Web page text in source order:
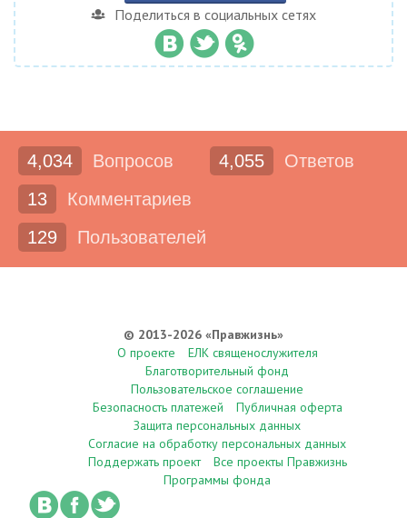
Поделиться в социальных сетях
4,034 Вопросов 4,055
Ответов
13
Комментариев
129
Пользователей
© 2013-2026 «Правжизнь»
О проекте
ЕЛК священослужителя
Благотворительный фонд
Пользовательское соглашение
Безопасность платежей
Публичная оферта
Защита персональных данных
Согласие на обработку персональных данных
Поддержать проект
Все проекты Правжизнь
Программы фонда